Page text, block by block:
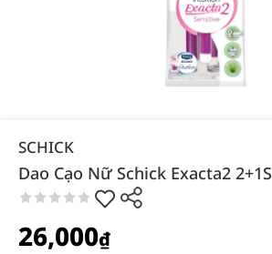
SCHICK
Dao Cạo Nữ Schick Exacta2 2+1S
26,000₫